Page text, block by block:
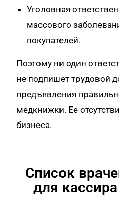
Уголовная
массового
покупателей.
Поэтому ни один
не подпишет трудовой
предъявления
медкнижки. Ее
бизнеса.
Список
для